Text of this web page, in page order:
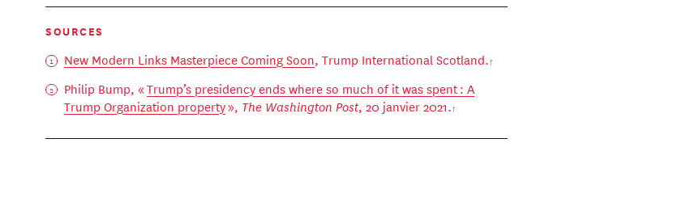
SOURCES
New Modern Links Masterpiece Coming Soon, Trump International Scotland.
Philip Bump, «Trump’s presidency ends where so much of it was spent : A
Trump Organization property», The Washington Post, 20 janvier 2021.